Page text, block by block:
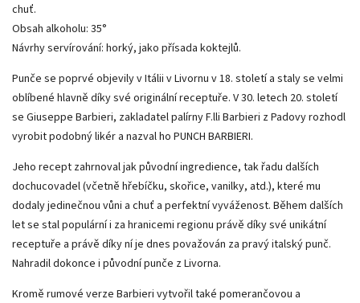
chuť.
Obsah alkoholu: 35°
Návrhy servírování: horký, jako přísada koktejlů.
Punče se poprvé objevily v Itálii v Livornu v 18. století a staly se velmi
oblíbené hlavně díky své originální receptuře. V 30. letech 20. století
se Giuseppe Barbieri, zakladatel palírny F.lli Barbieri z Padovy rozhodl
vyrobit podobný likér a nazval ho PUNCH BARBIERI.
Jeho recept zahrnoval jak původní ingredience, tak řadu dalších
dochucovadel (včetně hřebíčku, skořice, vanilky, atd.), které mu
dodaly jedinečnou vůni a chuť a perfektní vyváženost. Během dalších
let se stal populární i za hranicemi regionu právě díky své unikátní
receptuře a právě díky ní je dnes považován za pravý italský punč.
Nahradil dokonce i původní punče z Livorna.
Kromě rumové verze Barbieri vytvořil také pomerančovou a